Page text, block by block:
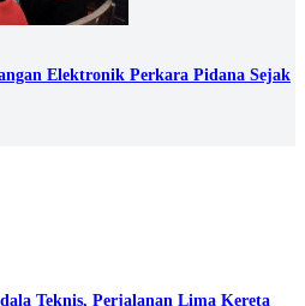
Elektronik Perkara Pidana Sejak
Teknis, Perjalanan Lima Kereta